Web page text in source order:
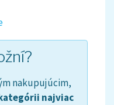
nakupujúcim,
najviac